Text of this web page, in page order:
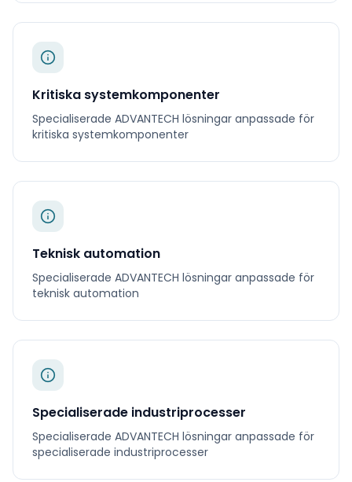
Kritiska systemkomponenter
Specialiserade ADVANTECH lösningar anpassade för
kritiska systemkomponenter
Teknisk automation
Specialiserade ADVANTECH lösningar anpassade för
teknisk automation
Specialiserade industriprocesser
Specialiserade ADVANTECH lösningar anpassade för
specialiserade industriprocesser